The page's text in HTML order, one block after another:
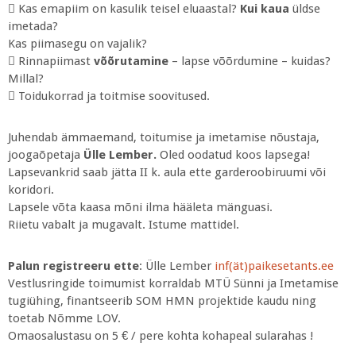
 Kas emapiim on kasulik teisel eluaastal? Kui kaua üldse
imetada?
Kas piimasegu on vajalik?
 Rinnapiimast võõrutamine – lapse võõrdumine – kuidas?
Millal?
 Toidukorrad ja toitmise soovitused.
Juhendab ämmaemand, toitumise ja imetamise nõustaja,
joogaõpetaja Ülle Lember. Oled oodatud koos lapsega!
Lapsevankrid saab jätta II k. aula ette garderoobiruumi või
koridori.
Lapsele võta kaasa mõni ilma hääleta mänguasi.
Riietu vabalt ja mugavalt. Istume mattidel.
Palun registreeru ette: Ülle Lember inf(ät)paikesetants.ee
Vestlusringide toimumist korraldab MTÜ Sünni ja Imetamise
tugiühing, finantseerib SOM HMN projektide kaudu ning
toetab Nõmme LOV.
Omaosalustasu on 5 € / pere kohta kohapeal sularahas !